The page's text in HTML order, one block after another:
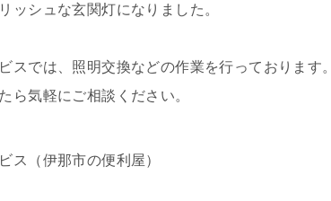
ッシュな玄関灯になりました。
スでは、照明交換などの作業を行っております。
ら気軽にご相談ください。
ス（伊那市の便利屋）